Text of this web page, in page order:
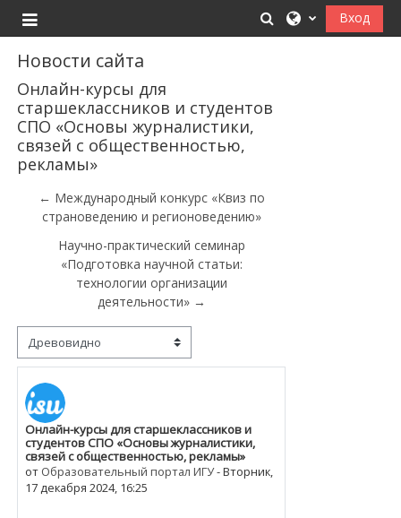
Боковая панель
ИзменитьВход
Новости сайта
Онлайн-курсы для
старшеклассников и студентов
СПО «Основы журналистики,
связей с общественностью,
рекламы»
← Международный конкурс «Квиз по
страноведению и регионоведению»
Научно-практический семинар
«Подготовка научной статьи:
технологии организации
деятельности» →
Режим отображения
Онлайн-курсы для старшеклассников и
студентов СПО «Основы журналистики,
связей с общественностью, рекламы»
от Образовательный портал ИГУ-Вторник,
17 декабря 2024, 16:25
Количество ответов: 0